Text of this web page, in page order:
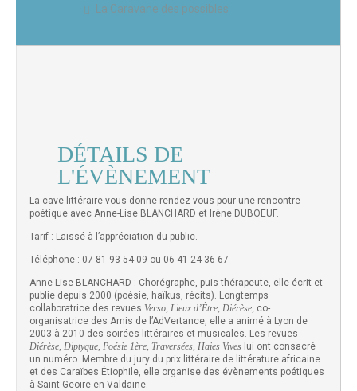
La Caravane des possibles
DÉTAILS DE
L'ÉVÈNEMENT
La cave littéraire vous donne rendez-vous pour une rencontre
poétique avec Anne-Lise BLANCHARD et Irène DUBOEUF.
Tarif : Laissé à l’appréciation du public.
Téléphone : 07 81 93 54 09 ou 06 41 24 36 67
Anne-Lise BLANCHARD : Chorégraphe, puis thérapeute, elle écrit et
publie depuis 2000 (poésie, haïkus, récits). Longtemps
collaboratrice des revues Verso, Lieux d’Être, Diérèse, co-
organisatrice des Amis de l’AdVertance, elle a animé à Lyon de
2003 à 2010 des soirées littéraires et musicales. Les revues
Diérèse, Diptyque, Poésie 1ère, Traversées, Haies Vives lui ont consacré
un numéro. Membre du jury du prix littéraire de littérature africaine
et des Caraïbes Étiophile, elle organise des évènements poétiques
à Saint-Geoire-en-Valdaine.